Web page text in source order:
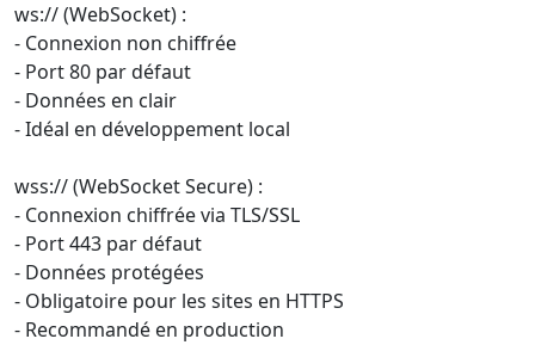
ws:// (WebSocket) :
- Connexion non chiffrée
- Port 80 par défaut
- Données en clair
- Idéal en développement local
wss:// (WebSocket Secure) :
- Connexion chiffrée via TLS/SSL
- Port 443 par défaut
- Données protégées
- Obligatoire pour les sites en HTTPS
- Recommandé en production